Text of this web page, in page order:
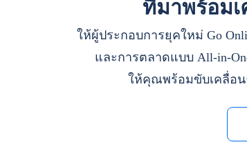
ที่มาพร้อมเ
ให้ผู้ประกอบการยุคใหม่ Go
และการตลาดแบบ All-in-
ให้คุณพร้อมขับเคลื่อน